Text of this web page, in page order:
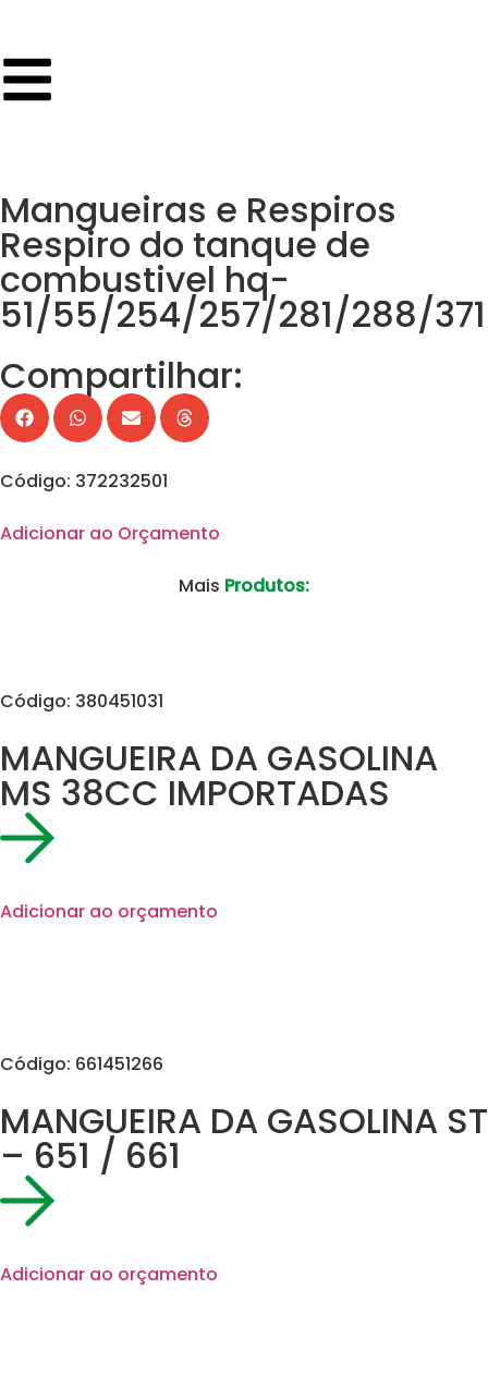
Mangueiras e Respiros
Respiro do tanque de
combustivel hq-
51/55/254/257/281/288/
Compartilhar:
Código: 372232501
Adicionar ao Orçamento
Mais Produtos:
Código: 380451031
MANGUEIRA DA GASOLINA
MS 38CC IMPORTADAS
Adicionar ao orçamento
Código: 661451266
MANGUEIRA DA GASOLINA ST
– 651 / 661
Adicionar ao orçamento